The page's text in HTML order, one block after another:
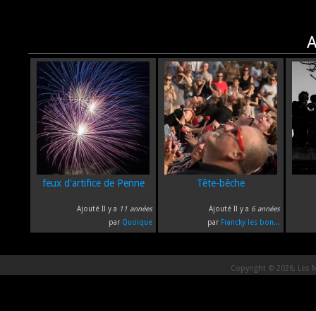
feux d'artifice de Penne
Ajouté Il y a 11 années
par Quoique
Tête-bêche
Ajouté Il y a 6 années
par Francky les bon...
Copyright © 2026, Les